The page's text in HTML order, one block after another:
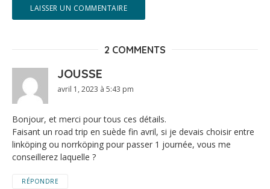
2 COMMENTS
JOUSSE
avril 1, 2023 à 5:43 pm
Bonjour, et merci pour tous ces détails.
Faisant un road trip en suède fin avril, si je devais choisir entre
linköping ou norrköping pour passer 1 journée, vous me
conseillerez laquelle ?
RÉPONDRE